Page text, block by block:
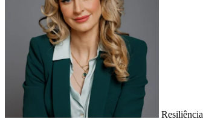
Resiliência